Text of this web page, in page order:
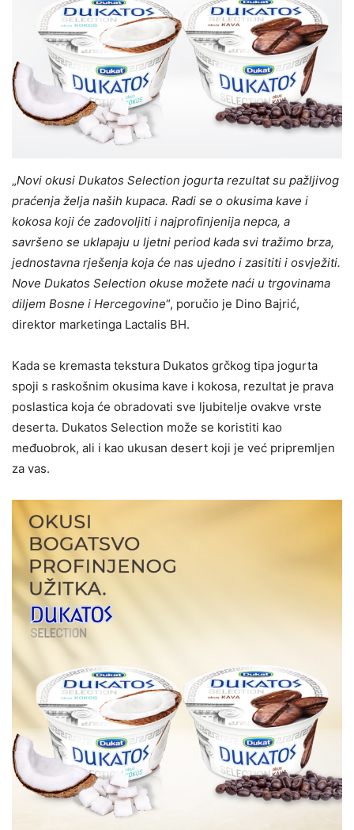
„Novi okusi Dukatos Selection jogurta rezultat su pažljivog
praćenja želja naših kupaca. Radi se o okusima kave i
kokosa koji će zadovoljiti i najprofinjenija nepca, a
savršeno se uklapaju u ljetni period kada svi tražimo brza,
jednostavna rješenja koja će nas ujedno i zasititi i osvježiti.
Nove Dukatos Selection okuse možete naći u trgovinama
diljem Bosne i Hercegovine“, poručio je Dino Bajrić,
direktor marketinga Lactalis BH.
Kada se kremasta tekstura Dukatos grčkog tipa jogurta
spoji s raskošnim okusima kave i kokosa, rezultat je prava
poslastica koja će obradovati sve ljubitelje ovakve vrste
deserta. Dukatos Selection može se koristiti kao
međuobrok, ali i kao ukusan desert koji je već pripremljen
za vas.